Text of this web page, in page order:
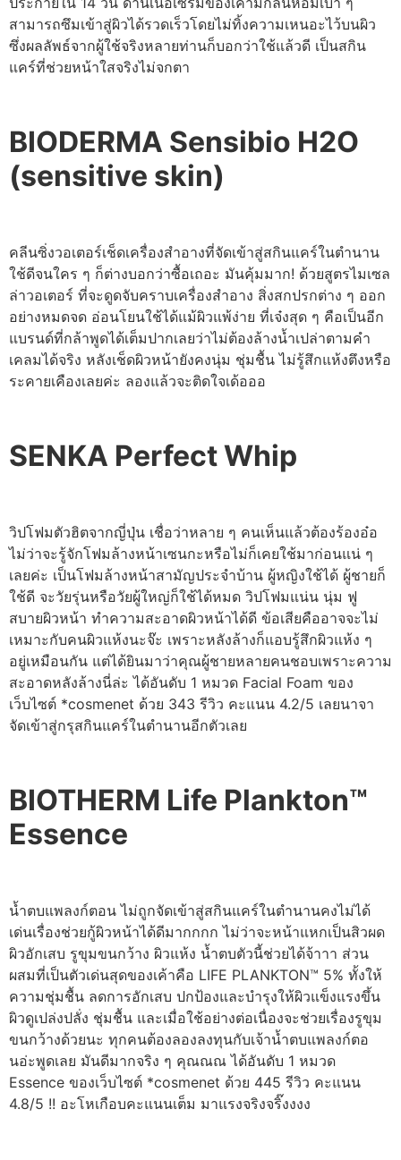
สามารถซึมเข้าสู่ผิวได้รวดเร็วโดยไม่ทิ้งความเหนอะไว้บนผิว
ซึ่งผลลัพธ์จากผู้ใช้จริงหลายท่านก็บอกว่าใช้แล้วดี เป็นสกิน
แคร์ที่ช่วยหน้าใสจริงไม่จกตา
BIODERMA Sensibio H2O
(sensitive skin)
คลีนซิ่งวอเตอร์เช็ดเครื่องสำอางที่จัดเข้าสู่สกินแคร์ในตำนาน
ใช้ดีจนใคร ๆ ก็ต่างบอกว่าซื้อเถอะ มันคุ้มมาก! ด้วยสูตรไมเซล
ล่าวอเตอร์ ที่จะดูดจับคราบเครื่องสำอาง สิ่งสกปรกต่าง ๆ ออก
อย่างหมดจด อ่อนโยนใช้ได้แม้ผิวแพ้ง่าย ที่เจ๋งสุด ๆ คือเป็นอีก
แบรนด์ที่กล้าพูดได้เต็มปากเลยว่าไม่ต้องล้างน้ำเปล่าตามคำ
เคลมได้จริง หลังเช็ดผิวหน้ายังคงนุ่ม ชุ่มชื้น ไม่รู้สึกแห้งตึงหรือ
ระคายเคืองเลยค่ะ ลองแล้วจะติดใจเด้อออ
SENKA Perfect Whip
วิปโฟมตัวฮิตจากญี่ปุ่น เชื่อว่าหลาย ๆ คนเห็นแล้วต้องร้องอ๋อ
ไม่ว่าจะรู้จักโฟมล้างหน้าเซนกะหรือไม่ก็เคยใช้มาก่อนแน่ ๆ
เลยค่ะ เป็นโฟมล้างหน้าสามัญประจำบ้าน ผู้หญิงใช้ได้ ผู้ชายก็
ใช้ดี จะวัยรุ่นหรือวัยผู้ใหญ่ก็ใช้ได้หมด วิปโฟมแน่น นุ่ม ฟู
สบายผิวหน้า ทำความสะอาดผิวหน้าได้ดี ข้อเสียคืออาจจะไม่
เหมาะกับคนผิวแห้งนะจ๊ะ เพราะหลังล้างก็แอบรู้สึกผิวแห้ง ๆ
อยู่เหมือนกัน แต่ได้ยินมาว่าคุณผู้ชายหลายคนชอบเพราะความ
สะอาดหลังล้างนี่ล่ะ ได้อันดับ 1 หมวด Facial Foam ของ
เว็บไซต์ *cosmenet ด้วย 343 รีวิว คะแนน 4.2/5 เลยนาจา
จัดเข้าสู่กรุสกินแคร์ในตำนานอีกตัวเลย
BIOTHERM Life Plankton™
Essence
น้ำตบแพลงก์ตอน ไม่ถูกจัดเข้าสู่สกินแคร์ในตำนานคงไม่ได้
เด่นเรื่องช่วยกู้ผิวหน้าได้ดีมากกกก ไม่ว่าจะหน้าแหกเป็นสิวผด
ผิวอักเสบ รูขุมขนกว้าง ผิวแห้ง น้ำตบตัวนี้ช่วยได้จ้าาา ส่วน
ผสมที่เป็นตัวเด่นสุดของเค้าคือ LIFE PLANKTON™ 5% ทั้งให้
ความชุ่มชื้น ลดการอักเสบ ปกป้องและบำรุงให้ผิวแข็งแรงขึ้น
ผิวดูเปล่งปลั่ง ชุ่มชื้น และเมื่อใช้อย่างต่อเนื่องจะช่วยเรื่องรูขุม
ขนกว้างด้วยนะ ทุกคนต้องลองลงทุนกับเจ้าน้ำตบแพลงก์ตอ
นอ่ะพูดเลย มันดีมากจริง ๆ คุณณณ ได้อันดับ 1 หมวด
Essence ของเว็บไซต์ *cosmenet ด้วย 445 รีวิว คะแนน
4.8/5 !! อะโหเกือบคะแนนเต็ม มาแรงจริงจริ๊งงงง